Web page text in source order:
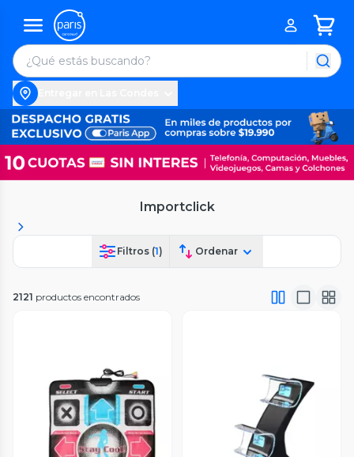
Importclick
Filtros (1) Ordenar
2121 productos encontrados